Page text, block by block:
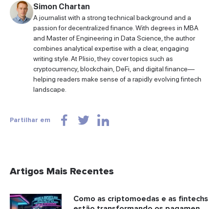
Simon Chartan
A journalist with a strong technical background and a
passion for decentralized finance. With degrees in MBA
and Master of Engineering in Data Science, the author
combines analytical expertise with a clear, engaging
writing style. At Plisio, they cover topics such as
cryptocurrency, blockchain, DeFi, and digital finance—
helping readers make sense of a rapidly evolving fintech
landscape.
Partilhar em
Artigos Mais Recentes
Como as criptomoedas e as fintechs